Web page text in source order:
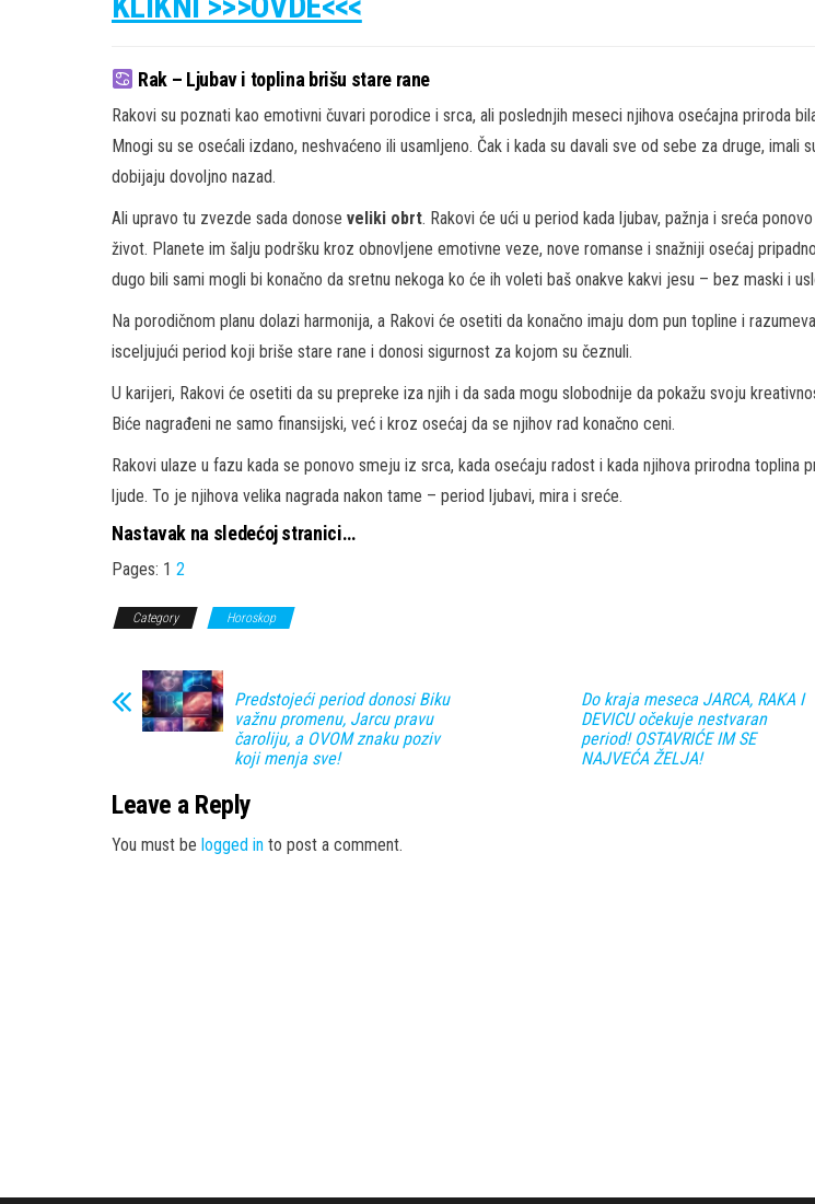
Rak – Ljubav i toplina brišu stare rane
Rakovi su poznati kao emotivni čuvari porodice i srca, ali poslednjih meseci njihova osećajna priroda
Mnogi su se osećali izdano, neshvaćeno ili usamljeno. Čak i kada su davali sve od sebe za druge, imali
dobijaju dovoljno nazad.
Ali upravo tu zvezde sada donose veliki obrt. Rakovi će ući u period kada ljubav, pažnja i sreća
život. Planete im šalju podršku kroz obnovljene emotivne veze, nove romanse i snažniji osećaj
dugo bili sami mogli bi konačno da sretnu nekoga ko će ih voleti baš onakve kakvi jesu – bez maski i
Na porodičnom planu dolazi harmonija, a Rakovi će osetiti da konačno imaju dom pun topline i
isceljujući period koji briše stare rane i donosi sigurnost za kojom su čeznuli.
U karijeri, Rakovi će osetiti da su prepreke iza njih i da sada mogu slobodnije da pokažu svoju
Biće nagrađeni ne samo finansijski, već i kroz osećaj da se njihov rad konačno ceni.
Rakovi ulaze u fazu kada se ponovo smeju iz srca, kada osećaju radost i kada njihova prirodna toplina
ljude. To je njihova velika nagrada nakon tame – period ljubavi, mira i sreće.
Nastavak na sledećoj stranici…
Pages: 1 2
Category Horoskop
Predstojeći period donosi Biku
važnu promenu, Jarcu pravu
čaroliju, a OVOM znaku poziv
koji menja sve!
Do kraja meseca JARCA, RAKA I
DEVICU očekuje nestvaran
period! OSTAVRIĆE IM SE
NAJVEĆA ŽELJA!
Leave a Reply
You must be logged in to post a comment.